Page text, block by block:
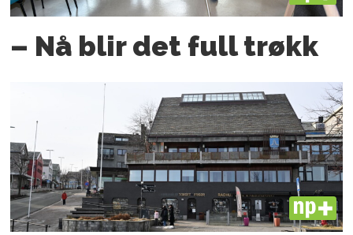
– Nå blir det full trøkk
PLUS